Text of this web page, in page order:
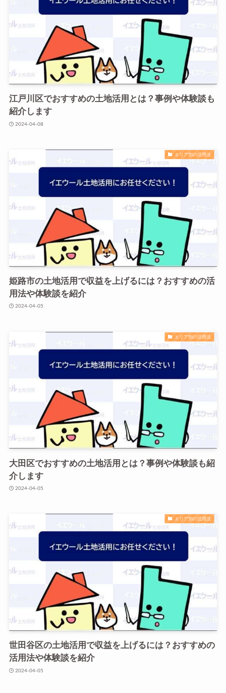
江戸川区でおすすめの土地活用とは？事例や体験談も
紹介します
2024-04-08
エリア別の活用法
姫路市の土地活用で収益を上げるには？おすすめの活
用法や体験談を紹介
2024-04-05
エリア別の活用法
大田区でおすすめの土地活用とは？事例や体験談も紹
介します
2024-04-05
エリア別の活用法
世田谷区の土地活用で収益を上げるには？おすすめの
活用法や体験談を紹介
2024-04-05